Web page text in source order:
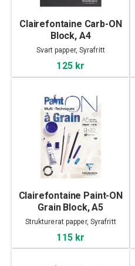
Clairefontaine Carb-ON
Block, A4
Svart papper, Syrafritt
125 kr
Clairefontaine Paint-ON
Grain Block, A5
Strukturerat papper, Syrafritt
115 kr